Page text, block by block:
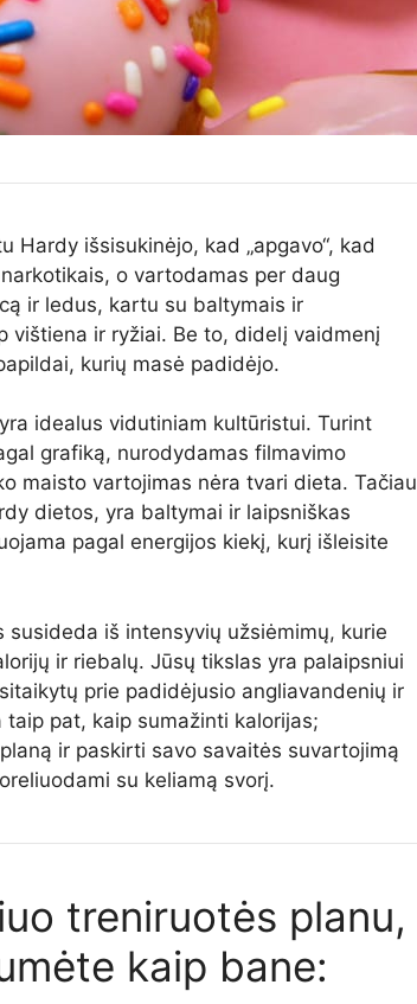
Hardy išsisukinėjo, kad „apgavo“, kad
o vartodamas per daug
ir ledus, kartu su baltymais ir
vištiena ir ryžiai. Be to, didelį vaidmenį
kurių masė padidėjo.
idealus vidutiniam kultūristui. Turint
grafiką, nurodydamas filmavimo
maisto vartojimas nėra tvari dieta. Tačiau
dietos, yra baltymai ir laipsniškas
pagal energijos kiekį, kurį išleisite
susideda iš intensyvių užsiėmimų, kurie
ir riebalų. Jūsų tikslas yra palaipsniui
prie padidėjusio angliavandenių ir
pat, kaip sumažinti kalorijas;
ir paskirti savo savaitės suvartojimą
su keliamą svorį.
treniruotės planu,
kaip bane: